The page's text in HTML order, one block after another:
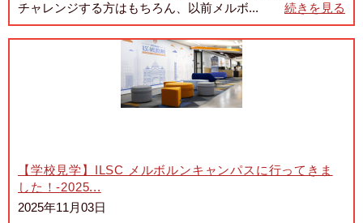
チャレンジする方はもちろん、以前メルボ...
続きを見る
【学校見学】ILSC メルボルンキャンパスに行ってきま
した！-2025...
2025年11月03日